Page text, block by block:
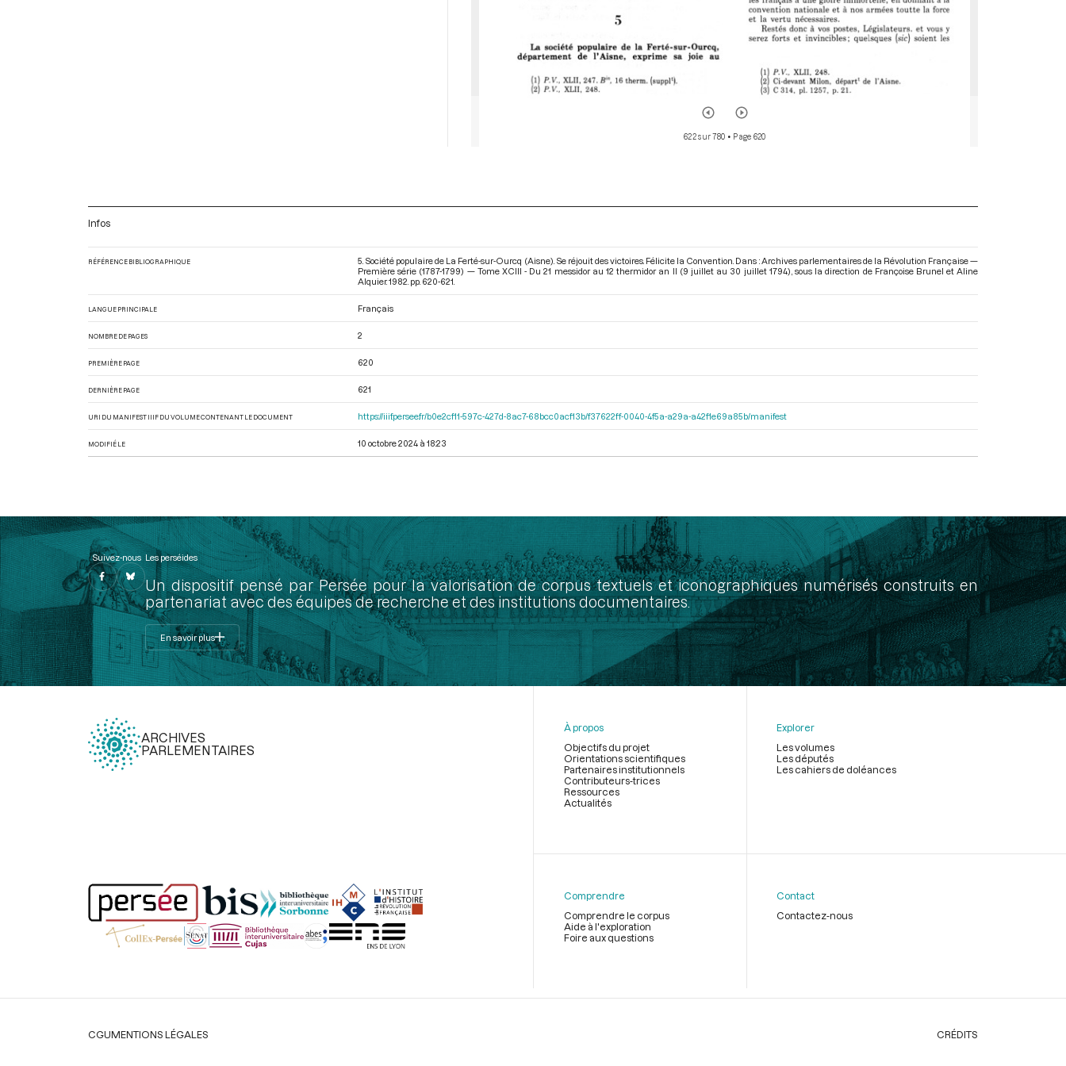
622 sur 780 • Page 620
Infos
RÉFÉRENCE BIBLIOGRAPHIQUE
5. Société populaire de La Ferté-sur-Ourcq (Aisne). Se réjouit des victoires. Félicite la Convention. Dans : Archives parlementaires de la Révolution Française —
Première série (1787-1799) — Tome XCIII - Du 21 messidor au 12 thermidor an II (9 juillet au 30 juillet 1794) , sous la direction de Françoise Brunel et Aline
Alquier. 1982. pp. 620-621.
LANGUE PRINCIPALE Français
NOMBRE DE PAGES 2
PREMIÈRE PAGE 620
DERNIÈRE PAGE 621
URI DU MANIFEST IIIF DU VOLUME CONTENANT LE DOCUMENT https://iiif.persee.fr/b0e2cf11-597c-427d-8ac7-68bcc0acf13b/f37622ff-0040-4f5a-a29a-a42f1e69a85b/manifest
MODIFIÉ LE 10 octobre 2024 à 18:23
Suivez-nous Les perséides
Un dispositif pensé par Persée pour la valorisation de corpus textuels et iconographiques numérisés construits en
partenariat avec des équipes de recherche et des institutions documentaires.
En savoir plus
ARCHIVES
PARLEMENTAIRES
page
À propos
Objectifs du projet
Orientations scientifiques
Partenaires institutionnels
Contributeurs-trices
Ressources
Actualités
Explorer
Les volumes
Les députés
Les cahiers de doléances
Comprendre
Comprendre le corpus
Aide à l'exploration
Foire aux questions
Contact
Contactez-nous
Légal
CGUMENTIONS LÉGALES CRÉDITS